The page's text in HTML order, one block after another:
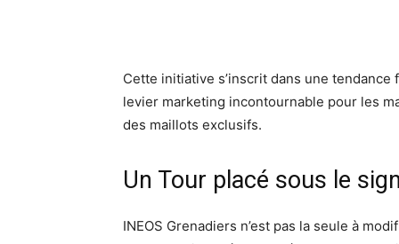
Cette initiative s’inscrit dans une
levier marketing incontournable pour les
des maillots exclusifs.
Un Tour placé sous le
INEOS Grenadiers n’est pas la seule à